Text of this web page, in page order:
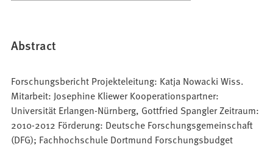
Abstract
Forschungsbericht Projekteleitung: Katja Nowacki Wiss.
Mitarbeit: Josephine Kliewer Kooperationspartner:
Universität Erlangen-Nürnberg, Gottfried Spangler Zeitraum:
2010-2012 Förderung: Deutsche Forschungsgemeinschaft
(DFG); Fachhochschule Dortmund Forschungsbudget